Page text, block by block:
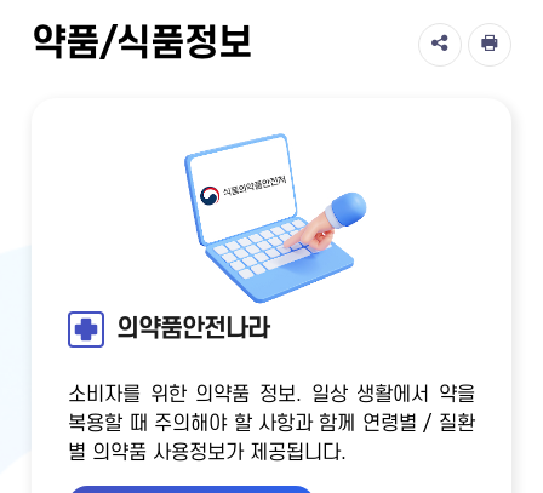
약품/식품정보
의약품안전나라
소비자를 위한 의약품 정보. 일상 생활에서 약을
복용할 때 주의해야 할 사항과 함께 연령별 / 질환
별 의약품 사용정보가 제공됩니다.